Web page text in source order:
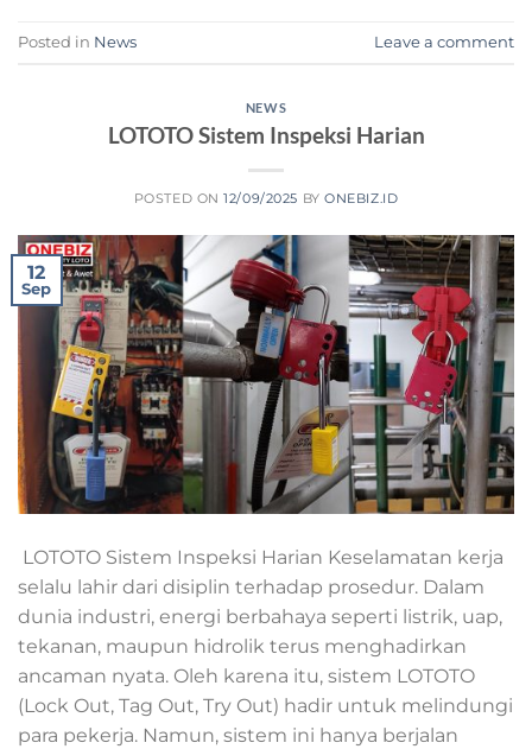
Posted in News Leave a comment
NEWS
LOTOTO Sistem Inspeksi Harian
POSTED ON12/09/2025 BYONEBIZ.ID
12
Sep
LOTOTO Sistem Inspeksi Harian Keselamatan kerja
selalu lahir dari disiplin terhadap prosedur. Dalam
dunia industri, energi berbahaya seperti listrik, uap,
tekanan, maupun hidrolik terus menghadirkan
ancaman nyata. Oleh karena itu, sistem LOTOTO
(Lock Out, Tag Out, Try Out) hadir untuk melindungi
para pekerja. Namun, sistem ini hanya berjalan